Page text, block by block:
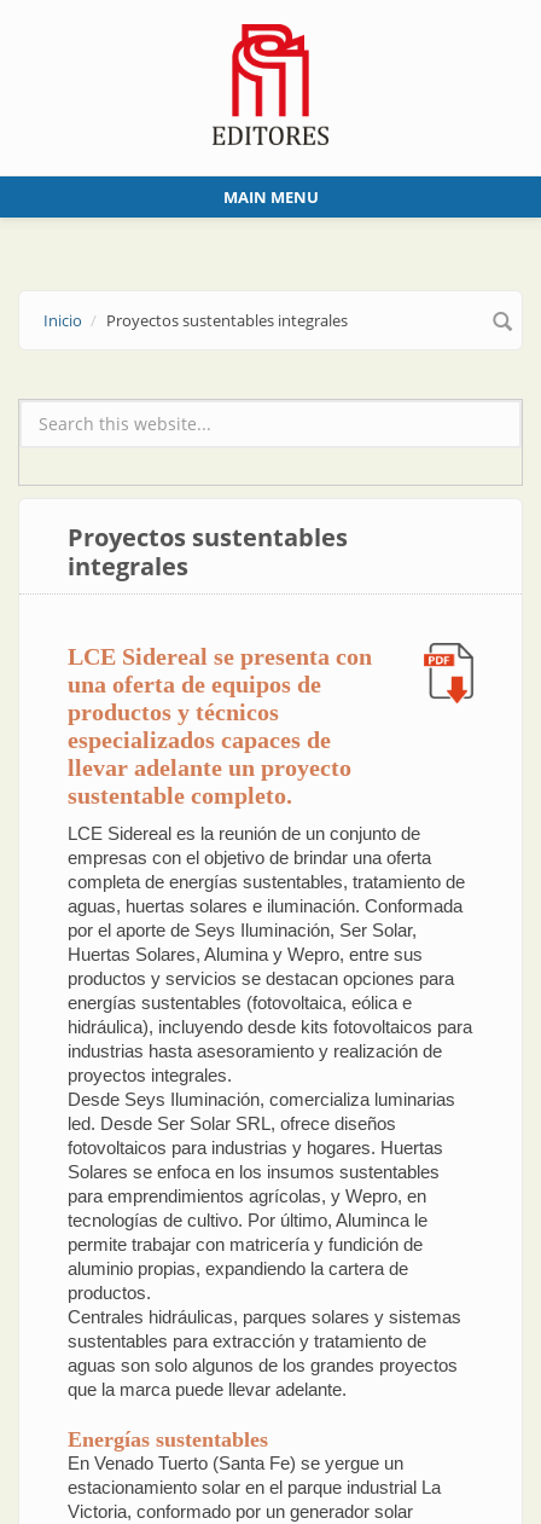
MAIN MENU
Inicio Proyectos sustentables integrales
Formulario de búsqueda
Proyectos sustentables
integrales
LCE Sidereal se presenta con
una oferta de equipos de
productos y técnicos
especializados capaces de
llevar adelante un proyecto
sustentable completo.
LCE Sidereal es la reunión de un conjunto de
empresas con el objetivo de brindar una oferta
completa de energías sustentables, tratamiento de
aguas, huertas solares e iluminación. Conformada
por el aporte de Seys Iluminación, Ser Solar,
Huertas Solares, Alumina y Wepro, entre sus
productos y servicios se destacan opciones para
energías sustentables (fotovoltaica, eólica e
hidráulica), incluyendo desde kits fotovoltaicos para
industrias hasta asesoramiento y realización de
proyectos integrales.
Desde Seys Iluminación, comercializa luminarias
led. Desde Ser Solar SRL, ofrece diseños
fotovoltaicos para industrias y hogares. Huertas
Solares se enfoca en los insumos sustentables
para emprendimientos agrícolas, y Wepro, en
tecnologías de cultivo. Por último, Aluminca le
permite trabajar con matricería y fundición de
aluminio propias, expandiendo la cartera de
productos.
Centrales hidráulicas, parques solares y sistemas
sustentables para extracción y tratamiento de
aguas son solo algunos de los grandes proyectos
que la marca puede llevar adelante.
Energías sustentables
En Venado Tuerto (Santa Fe) se yergue un
estacionamiento solar en el parque industrial La
Victoria, conformado por un generador solar